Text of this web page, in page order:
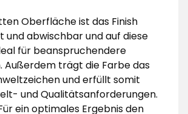
Oberfläche ist das Finish
und abwischbar und auf diese
für beanspruchendere
Außerdem trägt die Farbe das
und erfüllt somit
und Qualitätsanforderungen.
ein optimales Ergebnis den